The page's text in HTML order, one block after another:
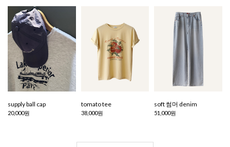
supply ball cap
20,000원
tomato tee
38,000원
soft 썸머 denim
51,000원